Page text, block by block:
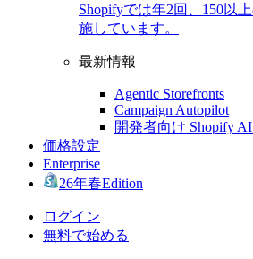
Shopifyでは年2回、150以
施しています。
最新情報
Agentic Storefronts
Campaign Autopilot
開発者向け Shopify
価格設定
Enterprise
26年春Edition
ログイン
無料で始める